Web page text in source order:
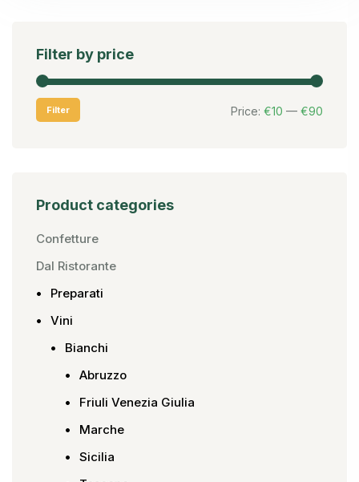
Filter by price
Filter Price: €10 — €90
Product categories
Confetture
Dal Ristorante
Preparati
Vini
Bianchi
Abruzzo
Friuli Venezia Giulia
Marche
Sicilia